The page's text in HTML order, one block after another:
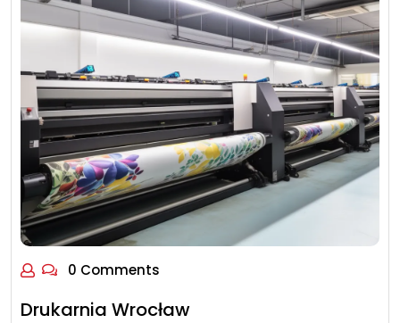
0 Comments
Drukarnia Wrocław